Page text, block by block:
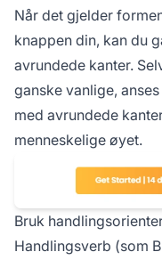
Når det gjelder
knappen din, kan du
avrundede kanter.
ganske vanlige,
med avrundede
menneskelige øyet.
Bruk
Handlingsverb (som